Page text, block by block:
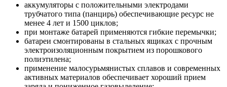
аккумуляторы с положительными электродами
трубчатого типа (панцирь) обеспечивающие ресурс не
менее 4 лет и 1500 циклов;
при монтаже батарей применяются гибкие перемычки;
батареи смонтированы в стальных ящиках с прочным
электроизоляционным покрытием из порошкового
полиэтилена;
применение малосурьмянистых сплавов и современных
активных материалов обеспечивает хороший прием